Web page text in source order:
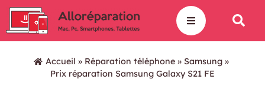
Accueil » Réparation téléphone » Samsung »
Prix réparation Samsung Galaxy S21 FE